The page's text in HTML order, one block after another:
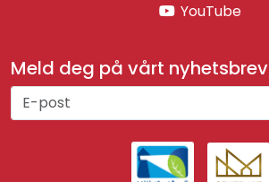
Meld deg på vårt nyhetsbrev
YouTube